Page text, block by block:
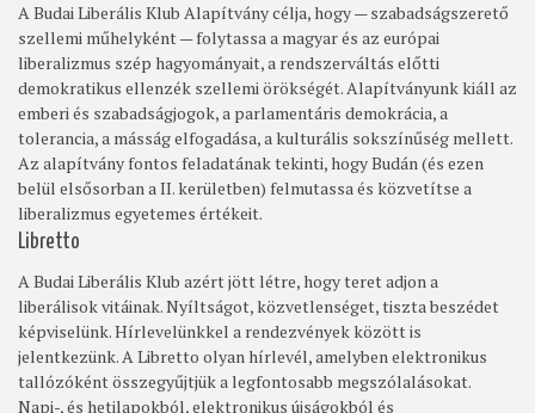
A Budai Liberális Klub Alapítvány célja, hogy — szabadságszerető
szellemi műhelyként — folytassa a magyar és az európai
liberalizmus szép hagyományait, a rendszerváltás előtti
demokratikus ellenzék szellemi örökségét. Alapítványunk kiáll az
emberi és szabadságjogok, a parlamentáris demokrácia, a
tolerancia, a másság elfogadása, a kulturális sokszínűség mellett.
Az alapítvány fontos feladatának tekinti, hogy Budán (és ezen
belül elsősorban a II. kerületben) felmutassa és közvetítse a
liberalizmus egyetemes értékeit.
Libretto
A Budai Liberális Klub azért jött létre, hogy teret adjon a
liberálisok vitáinak. Nyíltságot, közvetlenséget, tiszta beszédet
képviselünk. Hírlevelünkkel a rendezvények között is
jelentkezünk. A Libretto olyan hírlevél, amelyben elektronikus
tallózóként összegyűjtjük a legfontosabb megszólalásokat.
Napi-, és hetilapokból, elektronikus újságokból és